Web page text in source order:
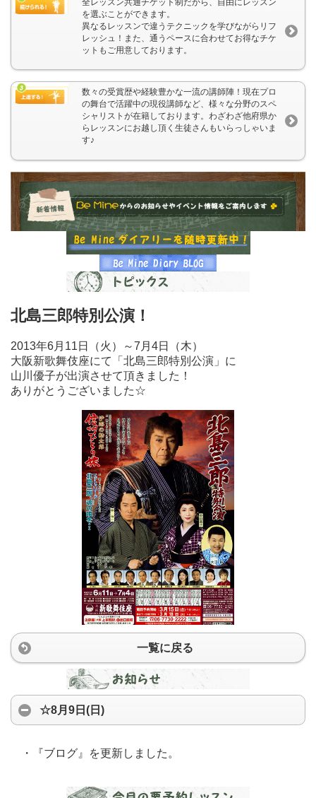
を選ぶことができます。
異なるレッスンで違うテクニックを学びながらリフ
レッシュ！また、通うペースに合わせてお得なチケ
ットもご用意しております。
数々の受賞歴や経験豊かな一流の講師陣！現在プロ
の舞台で活躍中の現役講師など、様々な分野のスペ
シャリストが在籍しております。わざわざ他府県か
らレッスンにお越し頂く生徒さんもいらっしゃいま
す♪
北島三郎特別公演！
2013年6月11日（火）～7月4日（木）
大阪新歌舞伎座にて「北島三郎特別公演」に
山川優子が出演させて頂きました！
ありがとうございました☆
一覧に戻る
☆8月9日(日)
・『ブログ』を更新しました。